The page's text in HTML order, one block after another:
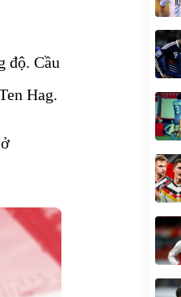
độ. Cầu
Hag.